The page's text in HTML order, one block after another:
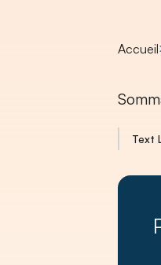
Accueil
Text